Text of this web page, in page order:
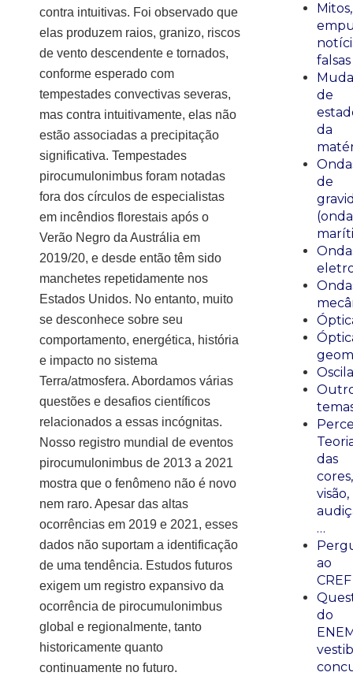
contra intuitivas. Foi observado que
elas produzem raios, granizo, riscos
de vento descendente e tornados,
conforme esperado com
tempestades convectivas severas,
mas contra intuitivamente, elas não
estão associadas a precipitação
significativa. Tempestades
pirocumulonimbus foram notadas
fora dos círculos de especialistas
em incêndios florestais após o
Verão Negro da Austrália em
2019/20, e desde então têm sido
manchetes repetidamente nos
Estados Unidos. No entanto, muito
se desconhece sobre seu
comportamento, energética, história
e impacto no sistema
Terra/atmosfera. Abordamos várias
questões e desafios científicos
relacionados a essas incógnitas.
Nosso registro mundial de eventos
pirocumulonimbus de 2013 a 2021
mostra que o fenômeno não é novo
nem raro. Apesar das altas
ocorrências em 2019 e 2021, esses
dados não suportam a identificação
de uma tendência. Estudos futuros
exigem um registro expansivo da
ocorrência de pirocumulonimbus
global e regionalmente, tanto
historicamente quanto
continuamente no futuro.
Mitos,
falsas
de
da
de
das
cores,
visão,
…
ao
CREF
do